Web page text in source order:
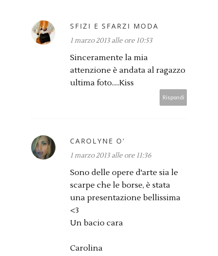
SFIZI E SFARZI MODA
1 marzo 2013 alle ore 10:53
Sinceramente la mia
attenzione è andata al ragazzo
ultima foto.....Kiss
Rispondi
CAROLYNE O'
1 marzo 2013 alle ore 11:36
Sono delle opere d'arte sia le
scarpe che le borse, è stata
una presentazione bellissima
<3
Un bacio cara
Carolina